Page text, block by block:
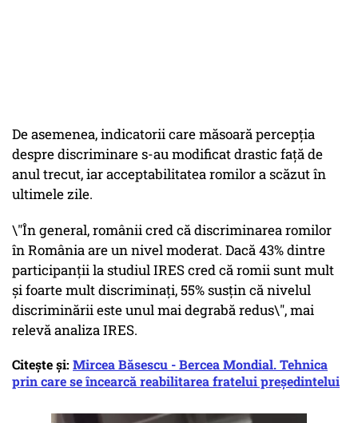
De asemenea, indicatorii care măsoară percepția
despre discriminare s-au modificat drastic față de
anul trecut, iar acceptabilitatea romilor a scăzut în
ultimele zile.
\"În general, românii cred că discriminarea romilor
în România are un nivel moderat. Dacă 43% dintre
participanții la studiul IRES cred că romii sunt mult
și foarte mult discriminați, 55% susțin că nivelul
discriminării este unul mai degrabă redus\", mai
relevă analiza IRES.
Citește și: Mircea Băsescu - Bercea Mondial. Tehnica
prin care se încearcă reabilitarea fratelui președintelui